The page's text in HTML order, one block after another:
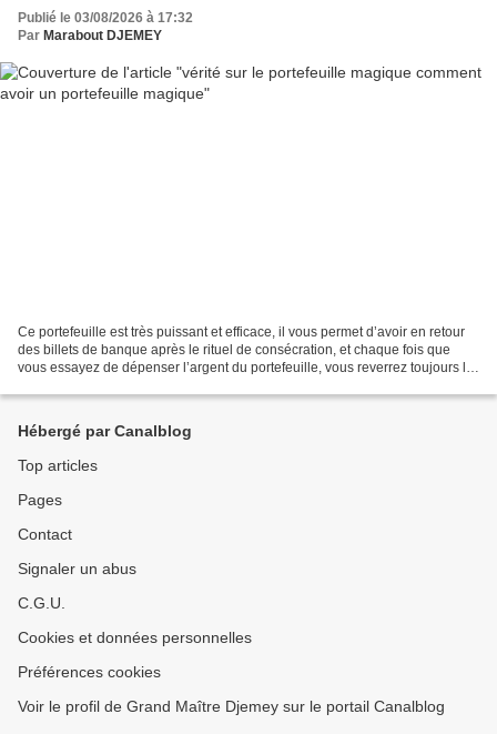
Publié le 03/08/2026 à 17:32
Par Marabout DJEMEY
Ce portefeuille est très puissant et efficace, il vous permet d’avoir en retour
des billets de banque après le rituel de consécration, et chaque fois que
vous essayez de dépenser l’argent du portefeuille, vous reverrez toujours la
Hébergé par Canalblog
Top articles
Pages
Contact
Signaler un abus
C.G.U.
Cookies et données personnelles
Préférences cookies
Voir le profil de Grand Maître Djemey sur le portail Canalblog